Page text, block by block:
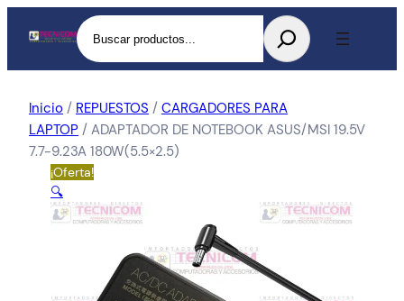
Buscar
Inicio / REPUESTOS / CARGADORES PARA
LAPTOP / ADAPTADOR DE NOTEBOOK ASUS/MSI 19.5V
7.7-9.23A 180W(5.5×2.5)
¡Oferta!
🔍